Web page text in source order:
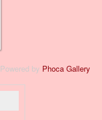
Powered by Phoca Gallery